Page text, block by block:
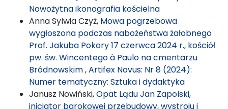
Nowożytna ikonografia kościelna
Anna Sylwia Czyż, Mowa pogrzebowa
wygłoszona podczas nabożeństwa żałobnego
Prof. Jakuba Pokory 17 czerwca 2024 r., kościół
pw. św. Wincentego à Paulo na cmentarzu
Bródnowskim,Artifex Novus: Nr 8 (2024):
Numer tematyczny: Sztuka i dydaktyka
Janusz Nowiński,Opat Lądu Jan Zapolski,
inicjator barokowej przebudowy, wystroju i